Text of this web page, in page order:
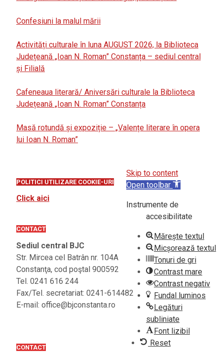
Confesiuni la malul mării
Activități culturale în luna AUGUST 2026, la Biblioteca
Județeană „Ioan N. Roman” Constanța – sediul central
și Filială
Cafeneaua literară/ Aniversări culturale la Biblioteca
Județeană „Ioan N. Roman” Constanța
Masă rotundă și expoziție – „Valențe literare în opera
lui Ioan N. Roman”
POLITICI UTILIZARE COOKIE-URI
Click aici
CONTACT
Sediul central BJC
Str. Mircea cel Batrân nr. 104A
Constanţa, cod poştal 900592
Tel. 0241 616 244
Fax/Tel. secretariat: 0241-614482
E-mail: office@bjconstanta.ro
CONTACT
Skip to content
Open toolbar
Instrumente de
accesibilitate
Mărește textul
Micșorează textul
Tonuri de gri
Contrast mare
Contrast negativ
Fundal luminos
Legături
subliniate
Font lizibil
Reset